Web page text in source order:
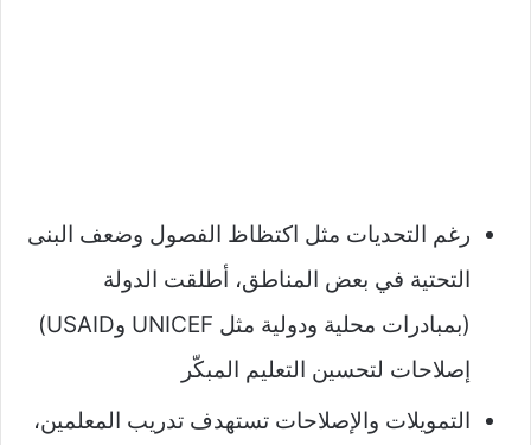
رغم التحديات مثل اكتظاظ الفصول وضعف البنى
التحتية في بعض المناطق، أطلقت الدولة
(بمبادرات محلية ودولية مثل UNICEF وUSAID)
إصلاحات لتحسين التعليم المبكّر
التمويلات والإصلاحات تستهدف تدريب المعلمين،